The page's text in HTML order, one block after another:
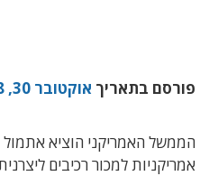
פורסם בתאריך אוקטובר 30, 2018
הממשל האמריקני הוציא